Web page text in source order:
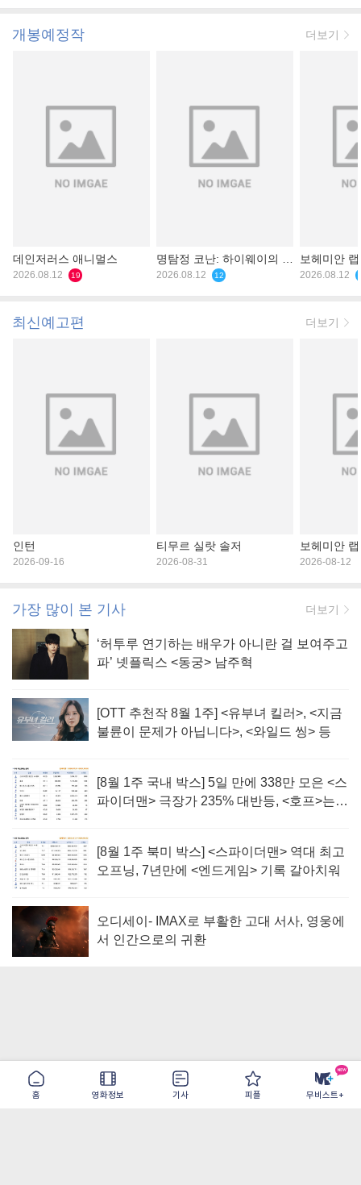
홈 영화정보 기사 피플 무비스트+
개봉예정작 더보기
데인저러스 애니멀스
2026.08.12 19
명탐정 코난: 하이웨이의 타
천사
2026.08.12 12
보헤미안
2026.08.12
최신예고편 더보기
인턴
2026-09-16
티무르 실랏 솔저
2026-08-31
보헤미안
2026-08-12
가장 많이 본 기사 더보기
‘허투루 연기하는 배우가 아니란 걸 보여주고
파’ 넷플릭스 <동궁> 남주혁
[OTT 추천작 8월 1주] <유부녀 킬러>, <지금
불륜이 문제가 아닙니다>, <와일드 씽> 등
[8월 1주 국내 박스] 5일 만에 338만 모은 <스
파이더맨> 극장가 235% 대반등, <호프>는
[8월 1주 북미 박스] <스파이더맨> 역대 최고
오프닝, 7년만에 <엔드게임> 기록 갈아치워
오디세이- IMAX로 부활한 고대 서사, 영웅에
서 인간으로의 귀환